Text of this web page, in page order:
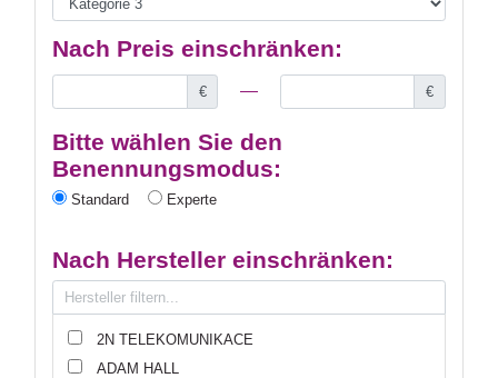
Nach Preis einschränken:
€ €
Bitte wählen Sie den
Benennungsmodus:
Standard Experte
Nach Hersteller einschränken:
2N TELEKOMUNIKACE
ADAM HALL